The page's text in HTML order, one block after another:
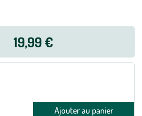
19,99 €
Ajouter au panier